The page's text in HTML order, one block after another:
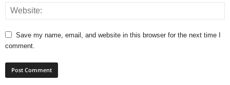
Save my name, email, and website in this browser for the next time I
comment.